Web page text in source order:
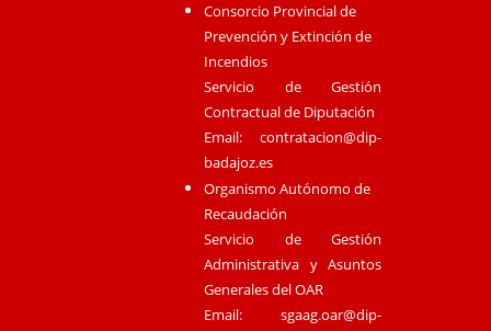
Consorcio Provincial de
Prevención y Extinción de
Incendios
Servicio de Gestión
Contractual de Diputación
Email:contratacion@dip-
badajoz.es
Organismo Autónomo de
Recaudación
Servicio de Gestión
Administrativa y Asuntos
Generales del OAR
Email:sgaag.oar@dip-